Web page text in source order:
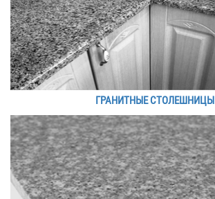
ГРАНИТНЫЕ СТОЛЕШНИЦЫ